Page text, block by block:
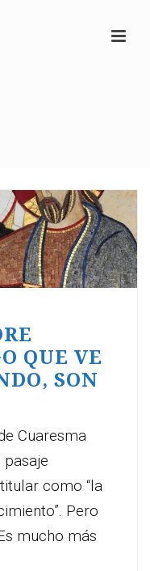
QUE VE
SON
Cuaresma
como “la
Pero
mucho más